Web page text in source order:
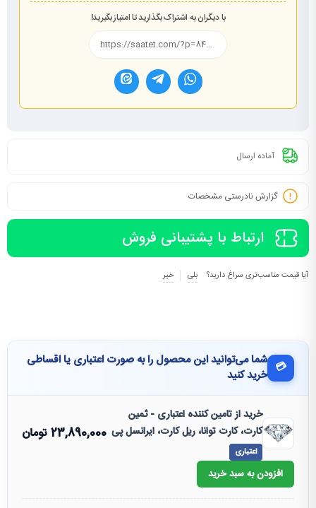
با دیگران به اشتراک بگذارید تا امتیاز بگیرید!
آماده ارسال
گزارش نادرستی مشخصات
ارتباط با پشتیبانی فروش
آیا قیمت مناسب‌تری سراغ دارید؟ بلی خیر
💳 شما می‌توانید این محصول را به صورت اعتباری یا اقساطی
خرید کنید
خرید از تامین کننده اعتباری - ثمین
کارت، کارت توانا، ریل کارت، ایرانسل پی
اعتباری
23,890,000تومان
افزودن به سبد خرید